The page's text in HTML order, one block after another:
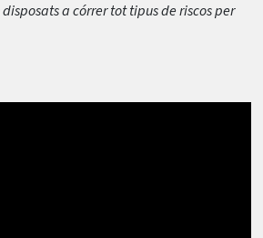
a córrer tot tipus de riscos per